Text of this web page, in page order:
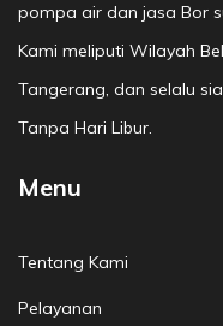
pompa air dan jasa Bor
Kami meliputi Wilayah
Tangerang, dan selalu
Tanpa Hari Libur.
Menu
Tentang Kami
Pelayanan